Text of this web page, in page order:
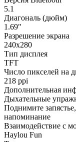
5.1
Диагональ (дюйм)
1.69"
Разрешение экрана
240x280
Тип дисплея
TFT
Число пикселей на
218 ppi
Дополнительная
Дыхательные
Поднимите
напоминание
Взаимодействие с
Haylou Fun